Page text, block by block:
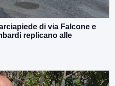
di via Falcone e
replicano alle